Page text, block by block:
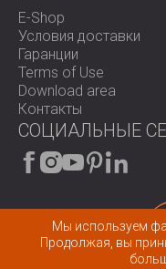
E-Shop
Условия доставки
Гаранции
Terms of Use
Download area
Контакты
СОЦИАЛЬНЫЕ
© 2026 All rights reserved.
Мы используем
Продолжая, вы